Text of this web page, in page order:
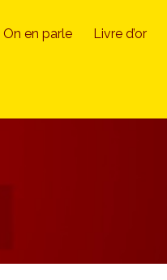
On en parle Livre d’or